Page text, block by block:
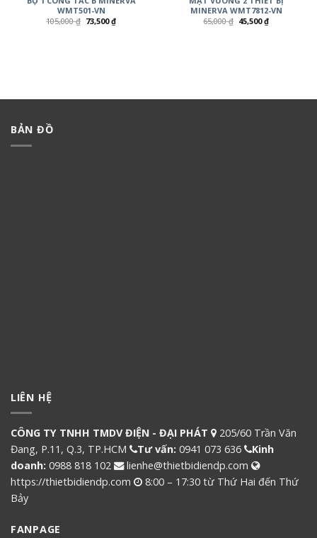
WMT501-VN
105,000₫ 73,500₫
MINERVA WMT7812-VN
65,000₫ 45,500₫
BẢN ĐỒ
LIÊN HỆ
CÔNG TY TNHH TMDV ĐIỆN - ĐẠI PHÁT
205/60 Trần Văn
Đang, P.11, Q.3, TP.HCM
Tư vấn: 0941 073 636
Kinh
doanh: 0988 818 102
lienhe@thietbidiendp.com
https://thietbidiendp.com
8:00 – 17:30 từ Thứ Hai đến Thứ
Bảy
FANPAGE